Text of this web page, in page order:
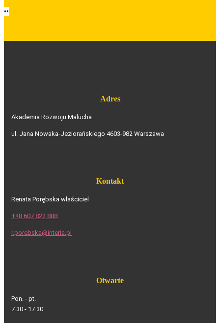
••
Adres
Akademia Rozwoju Malucha
ul. Jana Nowaka-Jeziorańskiego 4603-982 Warszawa
Kontakt
Renata Porębska właściciel
+48 607 822 808
r.porebska@interia.pl
Otwarte
Pon. - pt.
7:30 - 17:30